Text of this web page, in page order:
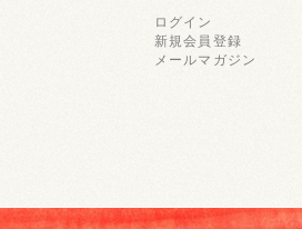
ログイン
新規会員登録
メールマガジン